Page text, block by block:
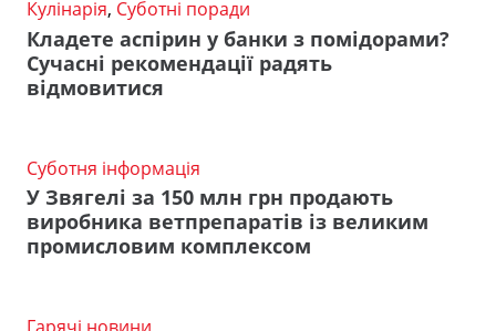
Кулінарія, Суботні поради
Кладете аспірин у банки з помідорами?
Сучасні рекомендації радять
відмовитися
Суботня інформація
У Звягелі за 150 млн грн продають
виробника ветпрепаратів із великим
промисловим комплексом